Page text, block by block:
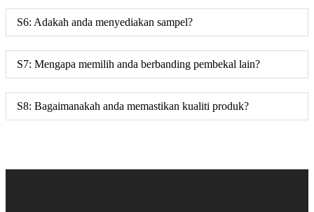
S6: Adakah anda menyediakan sampel?
S7: Mengapa memilih anda berbanding pembekal lain?
S8: Bagaimanakah anda memastikan kualiti produk?